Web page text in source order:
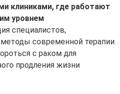
клиниками, где работают
уровнем
специалистов,
методы современной терапии
с раком для
продления жизни